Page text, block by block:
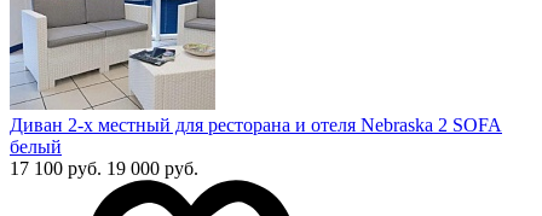
Диван 2-х местный для ресторана и отеля Nebraska 2 SOFA
белый
17 100 руб. 19 000 руб.